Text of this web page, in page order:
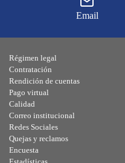
Email
Régimen legal
Contratación
Rendición de cuentas
Pago virtual
Calidad
Correo institucional
Redes Sociales
Quejas y reclamos
Encuesta